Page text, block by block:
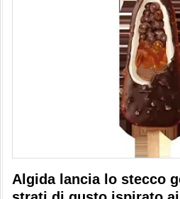
Algida lancia lo stecco